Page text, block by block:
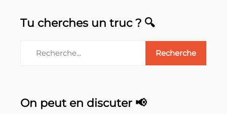
Tu cherches un truc ? 🔍
On peut en discuter 📢